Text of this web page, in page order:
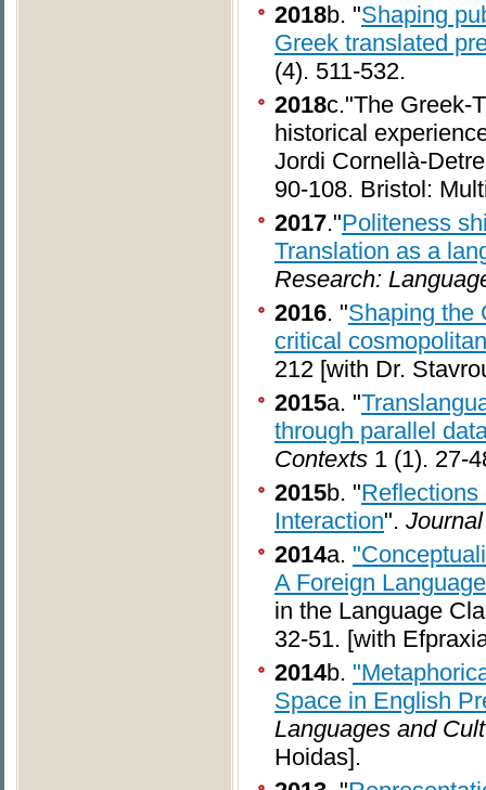
2018b. "Shaping
Greek translated
(4). 511-532.
2018c."The Greek-
historical
Jordi Cornellà-
90-108. Bristol:
2017."Politeness
Translation as a
Research:
2016. "Shaping the
critical
212 [with Dr.
2015a. "
through parallel
Contexts 1 (1). 27-
2015b. "Reflections
Interaction".
2014a.
A Foreign
in the Language
32-51. [with
2014b.
Space in English
Languages and
Hoidas].